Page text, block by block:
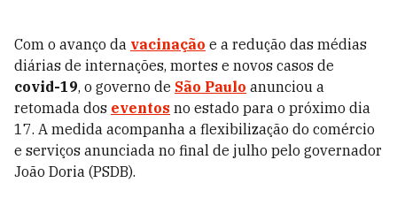
Com o avanço da vacinação e a redução das médias
diárias de internações, mortes e novos casos de
covid-19, o governo de São Paulo anunciou a
retomada dos eventos no estado para o próximo dia
17. A medida acompanha a flexibilização do comércio
e serviços anunciada no final de julho pelo governador
João Doria (PSDB).